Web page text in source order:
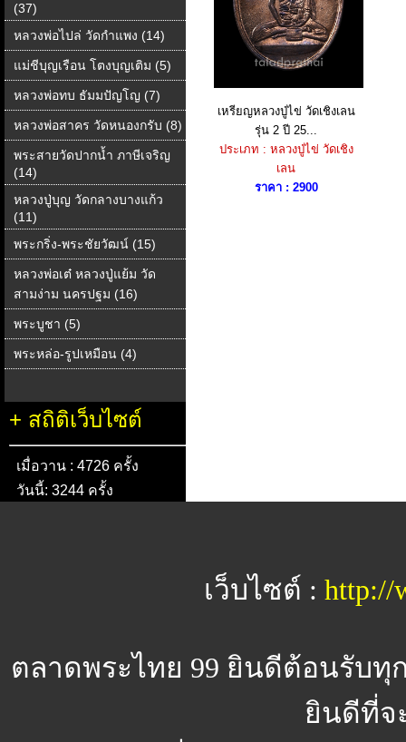
(37)
หลวงพ่อไปล่ วัดกําแพง (14)
แม่ชีบุญเรือน โตงบุญเติม (5)
หลวงพ่อทบ ธัมมปัญโญ (7)
หลวงพ่อสาคร วัดหนองกรับ (8)
พระสายวัดปากน้ำ ภาษีเจริญ
(14)
หลวงปู่บุญ วัดกลางบางแก้ว
(11)
พระกริ่ง-พระชัยวัฒน์ (15)
หลวงพ่อเต๋ หลวงปู่แย้ม วัด
สามง่าม นครปฐม (16)
พระบูชา (5)
พระหล่อ-รูปเหมือน (4)
+ สถิติเว็บไซต์
เมื่อวาน : 4726 ครั้ง
วันนี้: 3244 ครั้ง
เหรียญหลวงปู่ไข่ วัดเชิงเลน
รุ่น 2 ปี 25...
ประเภท : หลวงปู่ไข่ วัดเชิง
เลน
ราคา : 2900
เว็บไซต์ : http://
ตลาดพระไทย 99 ยินดีต้อนรับทุ
ยินดีที่จ